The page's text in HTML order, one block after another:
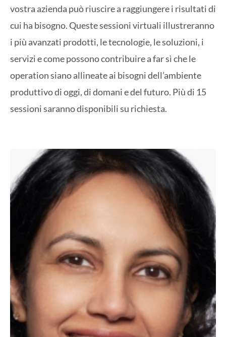
vostra azienda può riuscire a raggiungere i risultati di
cui ha bisogno. Queste sessioni virtuali illustreranno
i più avanzati prodotti, le tecnologie, le soluzioni, i
servizi e come possono contribuire a far sì che le
operation siano allineate ai bisogni dell’ambiente
produttivo di oggi, di domani e del futuro. Più di 15
sessioni saranno disponibili su richiesta.